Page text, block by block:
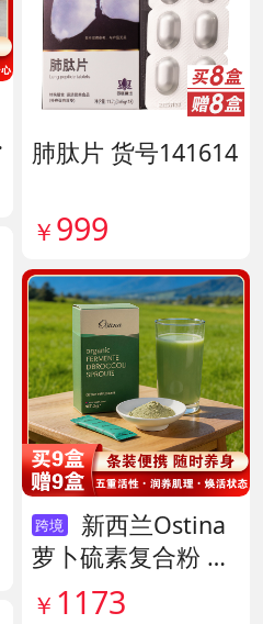
肺肽片 货号141614
￥ 999
跨境
新西兰Ostina
萝卜硫素复合粉 货
号141959
￥ 1173